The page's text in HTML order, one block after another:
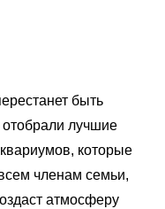
быть
отобрали лучшие
которые
членам семьи,
атмосферу